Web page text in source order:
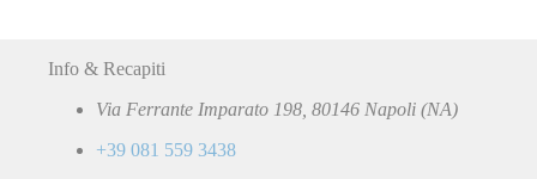
Info & Recapiti
Via Ferrante Imparato 198, 80146 Napoli (NA)
+39 081 559 3438